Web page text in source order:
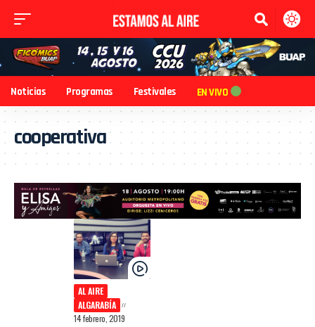
Noticias Programas Festivales EN VIVO
cooperativa
AL AIRE
ALGARABÍA
14 febrero, 2019